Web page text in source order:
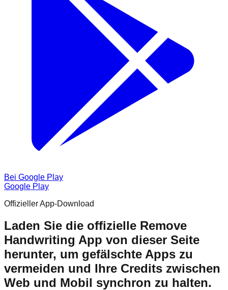
Bei Google Play
Google Play
Offizieller App-Download
Laden Sie die offizielle Remove
Handwriting App von dieser Seite
herunter, um gefälschte Apps zu
vermeiden und Ihre Credits zwischen
Web und Mobil synchron zu halten.